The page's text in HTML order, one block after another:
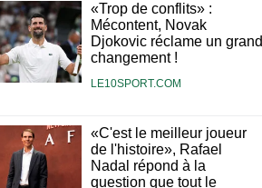
«Trop de conflits» :
Mécontent, Novak
Djokovic réclame un grand
changement !
LE10SPORT.COM
«C'est le meilleur joueur
de l'histoire», Rafael
Nadal répond à la
question que tout le